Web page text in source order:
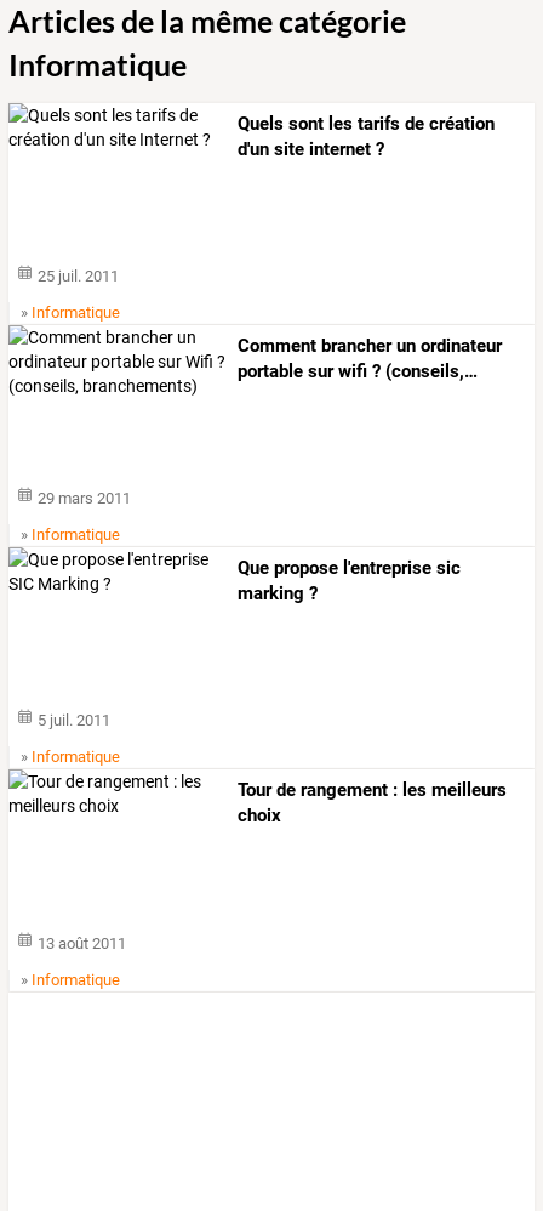
Articles de la même catégorie
Informatique
Quels sont les tarifs de création
d'un site internet ?
25 juil. 2011
» Informatique
Comment brancherun ordinateur
portable surwifi ? (conseils,…
29 mars 2011
» Informatique
Que propose l'entreprise sic
marking ?
5 juil. 2011
» Informatique
Tour de rangement : les meilleurs
choix
13 août 2011
» Informatique